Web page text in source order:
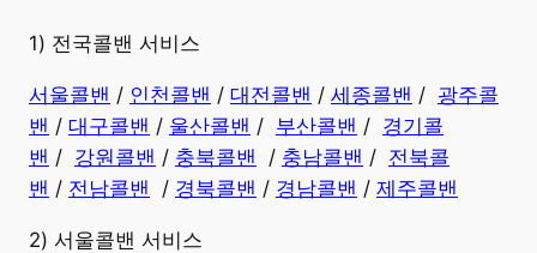
​1) 전국콜밴 서비스
서울콜밴 / 인천콜밴 / 대전콜밴 / 세종콜밴 / 광주콜
밴 / 대구콜밴 / 울산콜밴 / 부산콜밴 / 경기콜
밴 / 강원콜밴 / 충북콜밴 / 충남콜밴 / 전북콜
밴 / 전남콜밴 / 경북콜밴 / 경남콜밴 ​ / 제주콜밴
2) 서울콜밴 서비스